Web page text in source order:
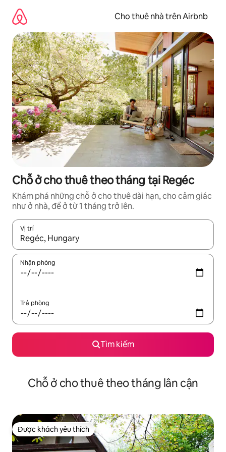
dung
Cho thuê nhà trên Airbnb
Chỗ ở cho thuê theo tháng tại Regéc
Khám phá những chỗ ở cho thuê dài hạn, cho cảm giác
như ở nhà, để ở từ 1 tháng trở lên.
Vị trí
Khi có kết quả, hãy điều hướng bằng phím mũi tên lên và
Nhận phòng
Trả phòng
Tìm kiếm
Chỗ ở cho thuê theo tháng lân cận
Được khách yêu thích
Được khách yêu thích